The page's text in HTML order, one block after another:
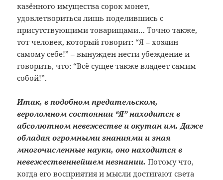
казённого имущества сорок монет,
удовлетвориться лишь поделившись с
присутствующими товарищами… Точно также,
тот человек, который говорит: “Я – хозяин
самому себе!” – вынужден нести убеждение и
говорить, что: “Всё сущее также владеет самим
собой!”.
Итак, в подобном предательском,
вероломном состоянии “Я” находится в
абсолютном невежестве и окутан им. Даже
обладая огромными знаниями и зная
многочисленные науки, оно находится в
невежественнейшем незнании.Потому что,
когда его восприятия и мысли достигают света